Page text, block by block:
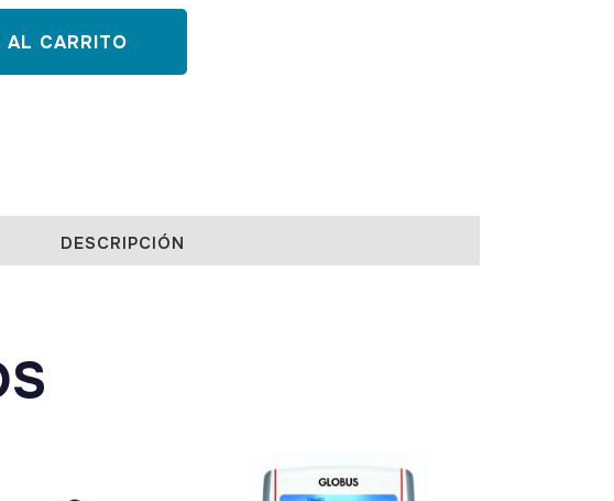
AL CARRITO
DESCRIPCIÓN